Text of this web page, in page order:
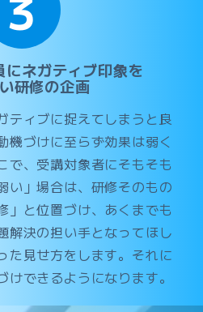
にネガティブ印象を
研修の企画
ティブに捉えてしまうと良
機づけに至らず効果は弱く
で、受講対象者にそもそも
い」場合は、研修そのもの
」と位置づけ、あくまでも
解決の担い手となってほし
た見せ方をします。それに
できるようになります。